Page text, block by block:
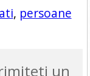
, persoane
un